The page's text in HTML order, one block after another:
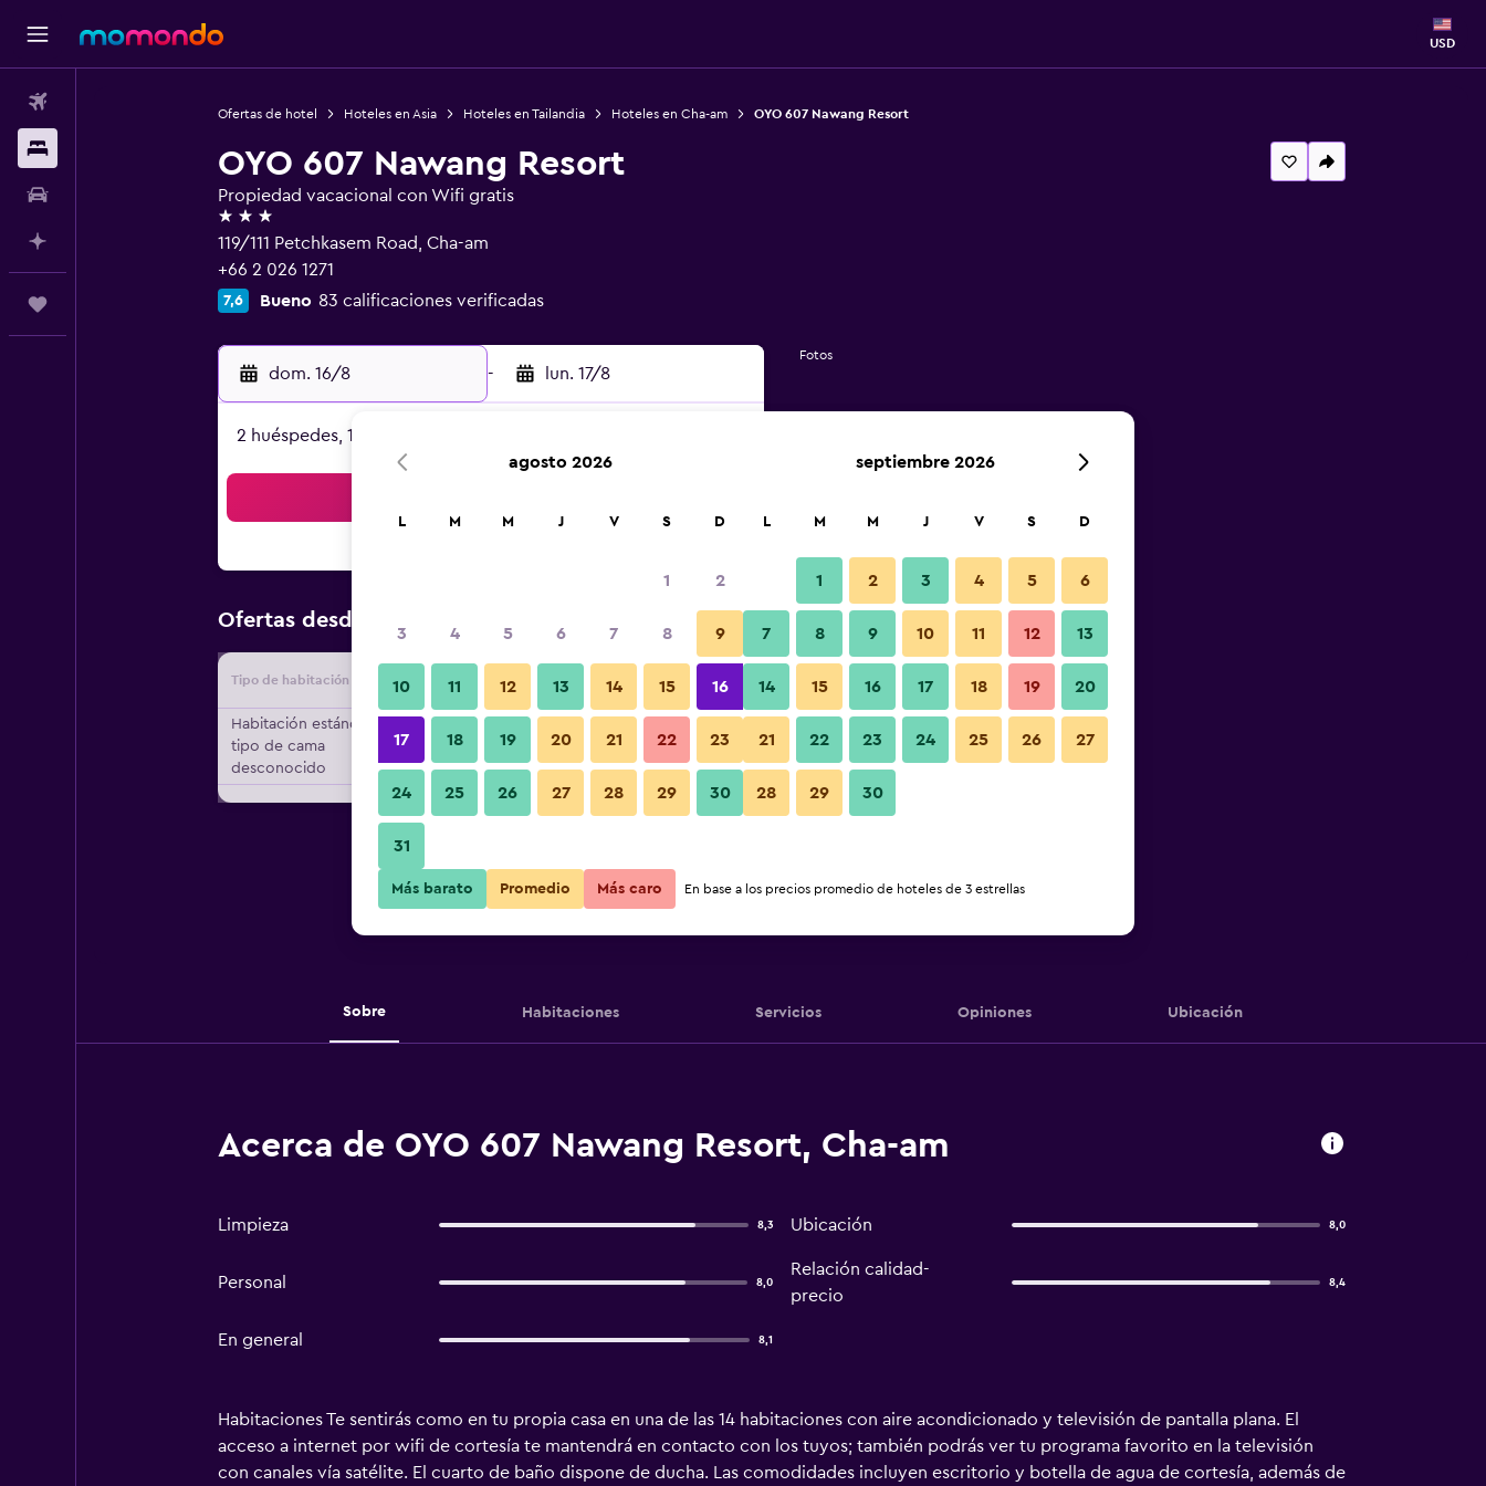
USD
Ofertas de hotel Hoteles en Asia Hoteles en Tailandia Hoteles en Cha-am OYO 607 Nawang Resort
OYO 607 Nawang Resort
Propiedad vacacional con Wifi gratis
3 estrellas
119/111 Petchkasem Road, Cha-am
+66 2 026 1271
7,6 Bueno 83 calificaciones verificadas
dom. 16/8 - lun. 17/8
2 huéspedes, 1 habitación
Ofertas desde Oferta más barata de precio por noche
Tipo de habitación Proveedor Total noche
Habitación estándar,
tipo de cama
desconocido
$21 Ver oferta
Fotos
Sobre Habitaciones Servicios Opiniones Ubicación
Acerca de OYO 607 Nawang Resort, Cha-am
Limpieza 8,3 Ubicación 8,0
Personal 8,0
Relación calidad-
precio
8,4
En general 8,1
Habitaciones Te sentirás como en tu propia casa en una de las 14 habitaciones con aire acondicionado y televisión de pantalla plana. El
acceso a internet por wifi de cortesía te mantendrá en contacto con los tuyos; también podrás ver tu programa favorito en la televisión
con canales vía satélite. El cuarto de baño dispone de ducha. Las comodidades incluyen escritorio y botella de agua de cortesía, además de
agosto 2026
L M M J V S D
1 2
3 4 5 6 7 8 9
10 11 12 13 14 15 16
17 18 19 20 21 22 23
24 25 26 27 28 29 30
31
septiembre 2026
L M M J V S D
1 2 3 4 5 6
7 8 9 10 11 12 13
14 15 16 17 18 19 20
21 22 23 24 25 26 27
28 29 30
Más barato Promedio Más caro En base a los precios promedio de hoteles de 3 estrellas